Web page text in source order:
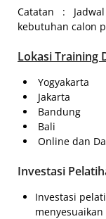
Catatan :
kebutuhan calon
LokasiTraining
Yogyakarta
Jakarta
Bandung
Bali
Online dan
Investasi
Investasi